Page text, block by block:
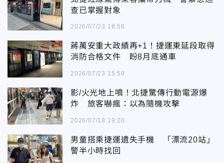
查已掌握對象
2026/07/23 18:56
蔣萬安重大政績再+1！捷運東延段取得
消防合格文件 盼8月底通車
2026/07/23 15:59
影/火光地上噴！北捷驚傳行動電源爆
炸 旅客嚇瘋：以為隨機攻擊
2026/07/18 19:20
男童搭乘捷運遺失手機 「漂流20站」
警半小時找回